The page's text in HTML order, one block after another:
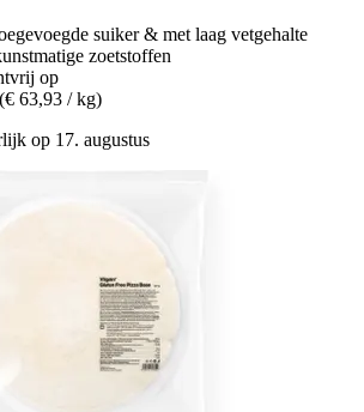
suiker & met laag vetgehalte
zoetstoffen
op
(€ 63,93 / kg)
op 17. augustus